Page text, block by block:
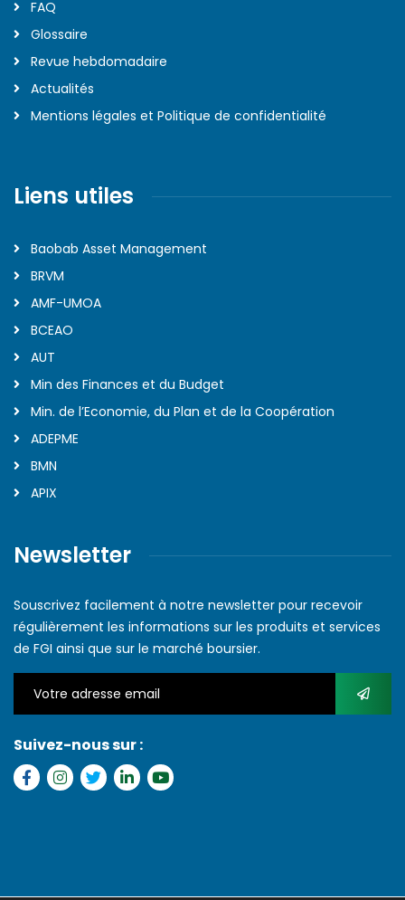
FAQ
Glossaire
Revue hebdomadaire
Actualités
Mentions légales et Politique de confidentialité
Liens utiles
Baobab Asset Management
BRVM
AMF-UMOA
BCEAO
AUT
Min des Finances et du Budget
Min. de l’Economie, du Plan et de la Coopération
ADEPME
BMN
APIX
Newsletter
Souscrivez facilement à notre newsletter pour recevoir
régulièrement les informations sur les produits et services
de FGI ainsi que sur le marché boursier.
Suivez-nous sur :